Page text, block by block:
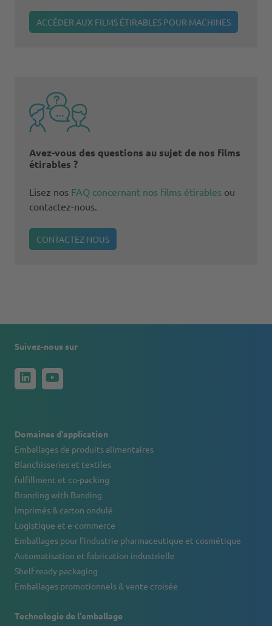
ACCÉDER AUX FILMS ÉTIRABLES POUR MACHINES
Avez-vous des questions au sujet de nos films
étirables ?
Lisez nos FAQ concernant nos films étirables ou
contactez-nous.
CONTACTEZ-NOUS
Suivez-nous sur
Domaines d'application
Emballages de produits alimentaires
Blanchisseries et textiles
fulfillment et co-packing
Branding with Banding
Imprimés & carton ondulé
Logistique et e-commerce
Emballages pour l’industrie pharmaceutique et cosmétique
Automatisation et fabrication industrielle
Shelf ready packaging
Emballages promotionnels & vente croisée
Technologie de l'emballage